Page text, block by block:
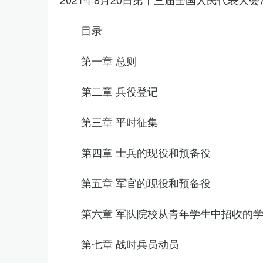
目录
第一章 总则
第二章 兵役登记
第三章 平时征集
第四章 士兵的现役和预备役
第五章 军官的现役和预备役
第六章 军队院校从青年学生中招收的
第七章 战时兵员动员